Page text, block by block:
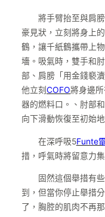
將手臂抬至與肩
豪見狀，立刻將身上
鶴，讓千紙鶴攜帶上
墻。吸氣時，雙手和
部、肩膀「用金錢褻
他立刻COFO將身邊
器的燃料口。、肘部
向下滑動恢復至初始地
在深呼吸5Funte
措，呼氣時將留意力
固然這個舉措有
到，但當你停止舉措
了，胸腔的肌肉不再